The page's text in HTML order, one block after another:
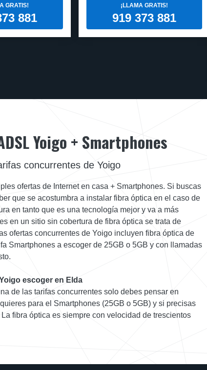
GRATIS!
881
¡LLAMA GRATIS!
919 373 881
Yoigo + Smartphones
concurrentes de Yoigo
ofertas de Internet en casa + Smartphones. Si buscas
que se acostumbra a instalar fibra óptica en el caso de
en tanto que es una tecnología mejor y va a más
en un sitio sin cobertura de fibra óptica se trata de
ofertas concurrentes de Yoigo incluyen fibra óptica de
Smartphones a escoger de 25GB o 5GB y con llamadas
escoger en Elda
de las tarifas concurrentes solo debes pensar en
para el Smartphones (25GB o 5GB) y si precisas
fibra óptica es siempre con velocidad de trescientos